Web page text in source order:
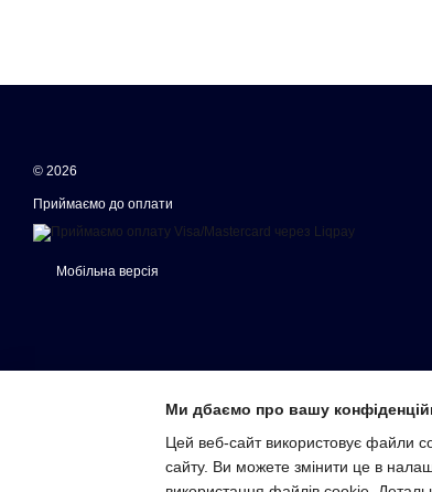
© 2026
Приймаємо до оплати
Мобільна версія
Ми дбаємо про вашу
Цей веб-сайт використовує файли
сайту. Ви можете змінити це в